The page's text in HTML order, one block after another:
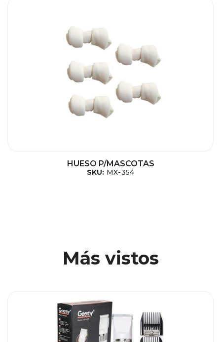
HUESO P/MASCOTAS
SKU: MX-354
Más vistos